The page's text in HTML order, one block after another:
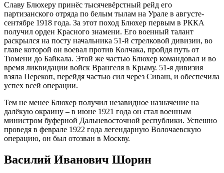
Славу Блюхеру принёс тысячевёрстный рейд его
партизанского отряда по белым тылам на Урале в августе-
сентябре 1918 года. За этот поход Блюхер первым в РККА
получил орден Красного знамени. Его военный талант
раскрылся на посту начальника 51-й стрелковой дивизии, во
главе которой он воевал против Колчака, пройдя путь от
Тюмени до Байкала. Этой же частью Блюхер командовал и во
время ликвидации войск Врангеля в Крыму. 51-я дивизия
взяла Перекоп, перейдя частью сил через Сиваш, и обеспечила
успех всей операции.
Тем не менее Блюхер получил незавидное назначение на
далёкую окраину – в июне 1921 года он стал военным
министром буферной Дальневосточной республики. Успешно
проведя в феврале 1922 года легендарную Волочаевскую
операцию, он был отозван в Москву.
Василий Иванович Шорин